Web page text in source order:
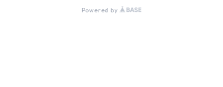
Powered by